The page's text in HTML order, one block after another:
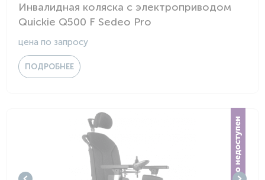
Инвалидная коляска с электроприводом
Quickie Q500 F Sedeo Pro
цена по запросу
ПОДРОБНЕЕ